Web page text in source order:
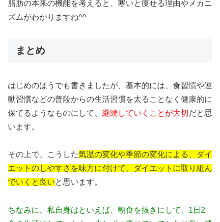
脂肪の本来の機能を考えると、寒いと痩せる理由やメカニ
ズムがわかりますね^^
まとめ
はじめのほうでも書きましたが、基本的には、食習慣や運
動習慣などの普段からの生活習慣を太ることなく健康的に
保てるようなものにして、 継続していくことが大切だと思
います。
その上で、こうした気温の変化や季節の変化による、ダイ
エットのしやすさを味方に付けて、ダイエットに取り組ん
でいくと良いと思います。
ちなみに、私自身はといえば、朝食を抜きにして、1日2